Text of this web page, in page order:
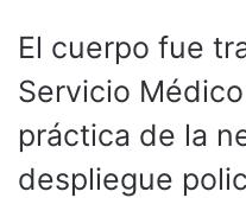
El cuerpo fue
Servicio
práctica de la
despliegue